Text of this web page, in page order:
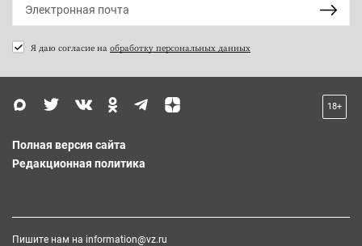
Я даю согласие на обработку персональных данных
18+
Полная версия сайта
Редакционная политика
Пишите нам на information@vz.ru